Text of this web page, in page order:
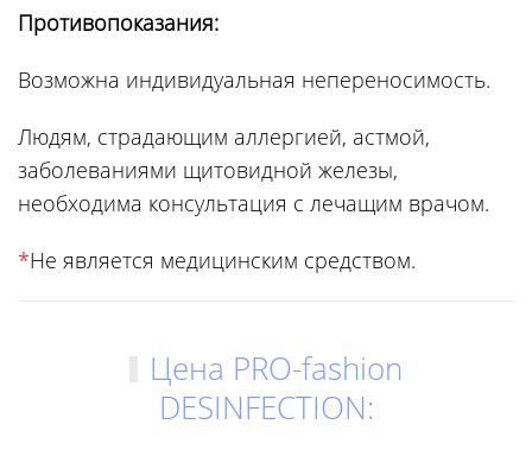
Противопоказания:
Возможна индивидуальная непереносимость.
Людям, страдающим аллергией, астмой,
заболеваниями щитовидной железы,
необходима консультация с лечащим врачом.
*Не является медицинским средством.
Цена PRO-fashion
DESINFECTION: